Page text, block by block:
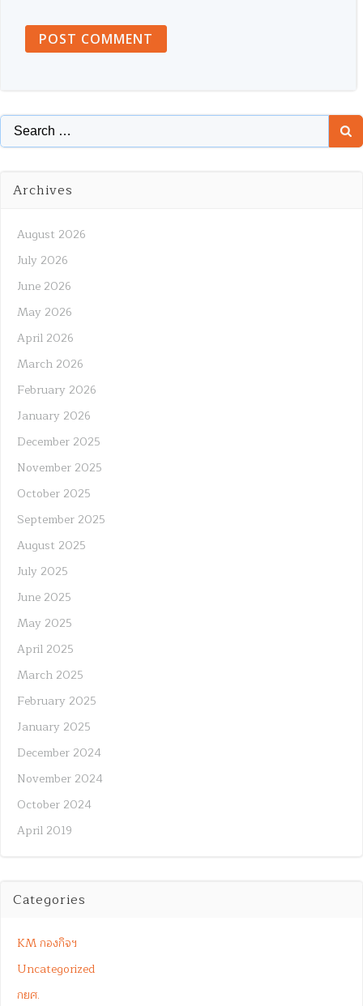
Search
for:
Archives
August 2026
July 2026
June 2026
May 2026
April 2026
March 2026
February 2026
January 2026
December 2025
November 2025
October 2025
September 2025
August 2025
July 2025
June 2025
May 2025
April 2025
March 2025
February 2025
January 2025
December 2024
November 2024
October 2024
April 2019
Categories
KM กองกิจฯ
Uncategorized
กยศ.